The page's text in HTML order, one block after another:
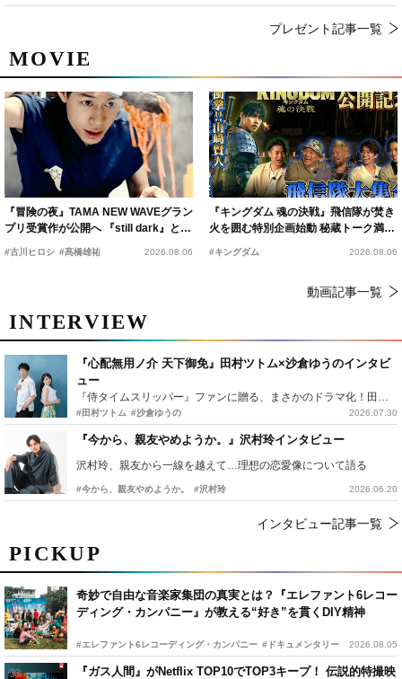
PICKUP
奇妙で自由な音楽家集団の真実とは？『エレファント6レコー
ディング・カンパニー』が教える“好き”を貫くDIY精神
#エレファント6レコーディング・カンパニー #ドキュメンタリー 2026.08.05
『ガス人間』がNetflix TOP10でTOP3キープ！ 伝説的特撮映
MOVIE
『冒険の夜』TAMA NEW WAVEグラン
プリ受賞作が公開へ 『still dark』と同
時上映決定
#古川ヒロシ #髙橋雄祐 2026.08.06
『キングダム 魂の決戦』飛信隊が焚き
火を囲む特別企画始動 秘蔵トーク満載
の“キングダムキャンプ”開催
#キングダム 2026.08.06
動画記事一覧
INTERVIEW
『心配無用ノ介 天下御免』田村ツトム×沙倉ゆうのインタビ
ュー
『侍タイムスリッパー』ファンに贈る、まさかのドラマ化！田村ツトム×沙倉ゆうのが語る『心配無用ノ介』撮影秘話
#田村ツトム #沙倉ゆうの 2026.07.30
『今から、親友やめようか。』沢村玲インタビュー
沢村玲、親友から一線を越えて…理想の恋愛像について語る
#今から、親友やめようか。 #沢村玲 2026.06.20
インタビュー記事一覧
プレゼント記事一覧